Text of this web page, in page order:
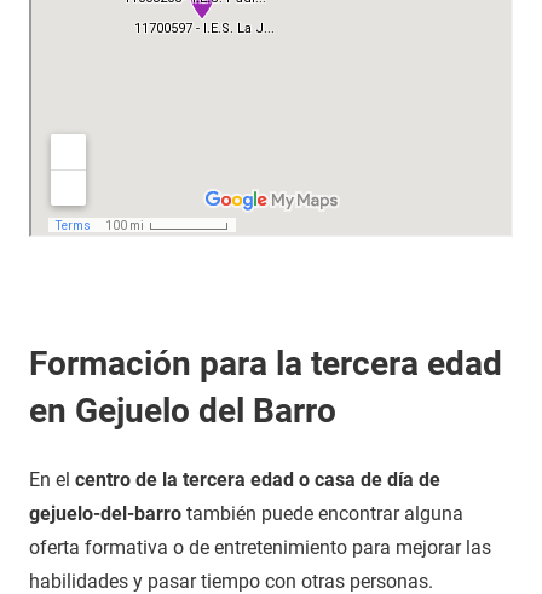
Formación para la tercera edad
en Gejuelo del Barro
En el centro de la tercera edad o casa de día de
gejuelo-del-barro también puede encontrar alguna
oferta formativa o de entretenimiento para mejorar las
habilidades y pasar tiempo con otras personas.